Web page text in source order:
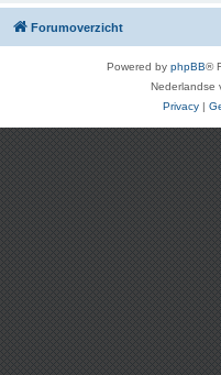
Forumoverzicht
Powered by phpBB®
Nederlandse
Privacy |